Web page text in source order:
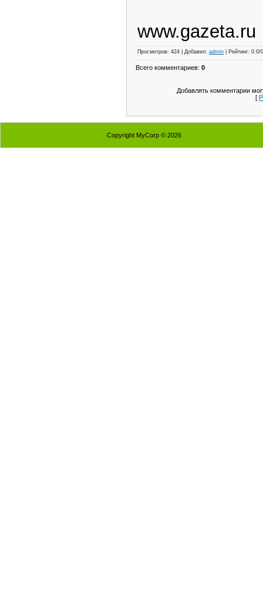
www.gazeta.ru
Просмотров: 424 | Добавил: admin | Рейтинг:
Всего комментариев: 0
Добавлять комментарии
[
Copyright MyCorp © 2026